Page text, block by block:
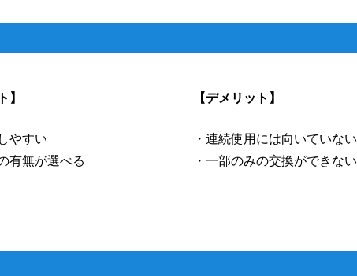
】
やすい
有無が選べる
【デメリット】
・連続使用には向いていない
・一部のみの交換ができない